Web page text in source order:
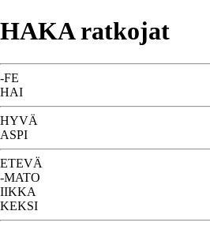
HAKA ratkojat
-FE
HAI
HYVÄ
ASPI
ETEVÄ
-MATO
IIKKA
KEKSI